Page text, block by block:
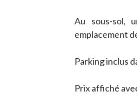
Au sous-sol,
emplacement
Parking inclus
Prix affiché